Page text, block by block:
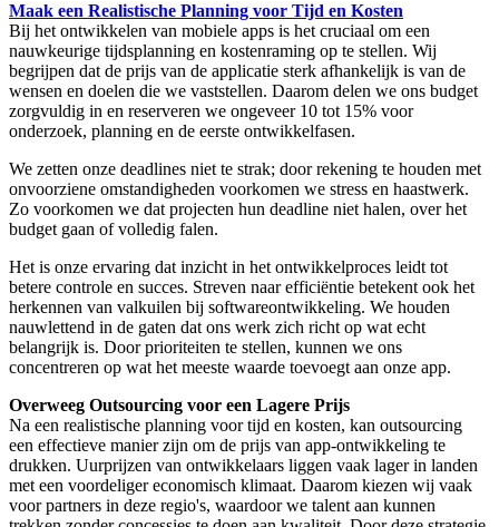
Maak een Realistische Planning voor Tijd en Kosten
Bij het ontwikkelen van mobiele apps is het cruciaal om een
nauwkeurige tijdsplanning en kostenraming op te stellen. Wij
begrijpen dat de prijs van de applicatie sterk afhankelijk is van de
wensen en doelen die we vaststellen. Daarom delen we ons budget
zorgvuldig in en reserveren we ongeveer 10 tot 15% voor
onderzoek, planning en de eerste ontwikkelfasen.
We zetten onze deadlines niet te strak; door rekening te houden met
onvoorziene omstandigheden voorkomen we stress en haastwerk.
Zo voorkomen we dat projecten hun deadline niet halen, over het
budget gaan of volledig falen.
Het is onze ervaring dat inzicht in het ontwikkelproces leidt tot
betere controle en succes. Streven naar efficiëntie betekent ook het
herkennen van valkuilen bij softwareontwikkeling. We houden
nauwlettend in de gaten dat ons werk zich richt op wat echt
belangrijk is. Door prioriteiten te stellen, kunnen we ons
concentreren op wat het meeste waarde toevoegt aan onze app.
Overweeg Outsourcing voor een Lagere Prijs
Na een realistische planning voor tijd en kosten, kan outsourcing
een effectieve manier zijn om de prijs van app-ontwikkeling te
drukken. Uurprijzen van ontwikkelaars liggen vaak lager in landen
met een voordeliger economisch klimaat. Daarom kiezen wij vaak
voor partners in deze regio's, waardoor we talent aan kunnen